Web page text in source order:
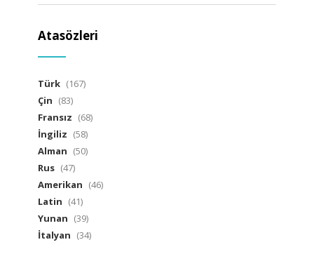
Atasözleri
Türk (167)
Çin (83)
Fransız (68)
İngiliz (58)
Alman (50)
Rus (47)
Amerikan (46)
Latin (41)
Yunan (39)
İtalyan (34)